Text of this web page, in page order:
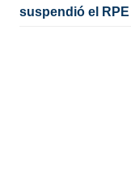
suspendió el RPE